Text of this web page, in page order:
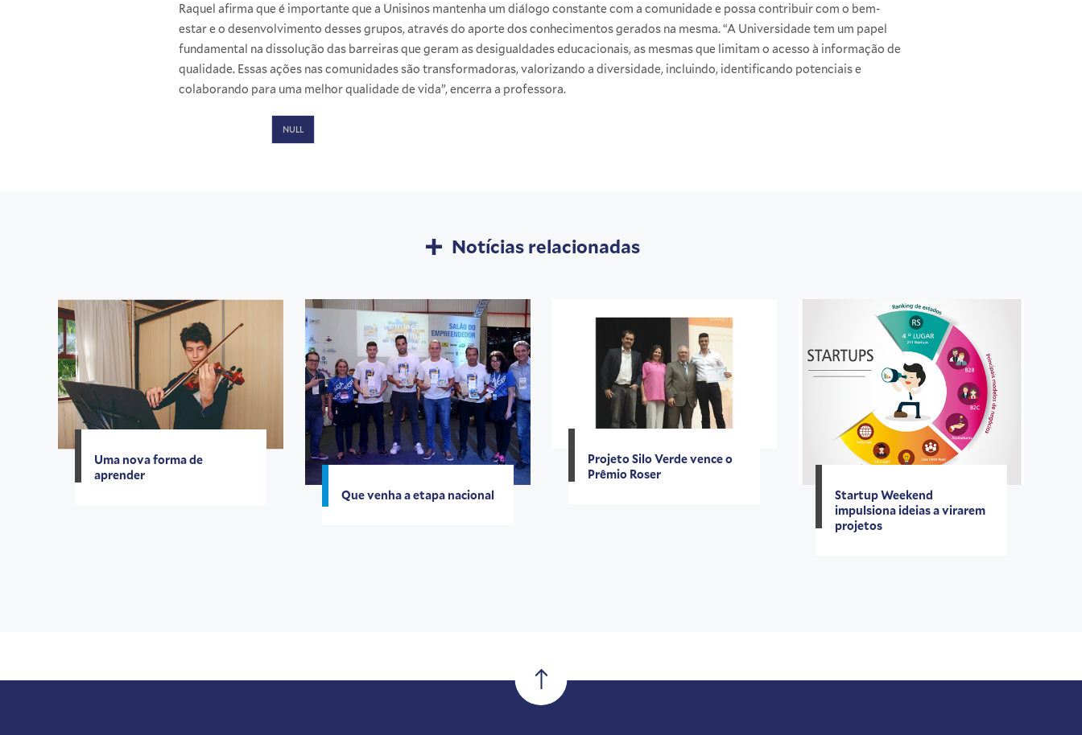
Raquel afirma que é importante que a Unisinos mantenha um diálogo constante com a comunidade e possa contribuir com o bem-
estar e o desenvolvimento desses grupos, através do aporte dos conhecimentos gerados na mesma. “A Universidade tem um papel
fundamental na dissolução das barreiras que geram as desigualdades educacionais, as mesmas que limitam o acesso à informação de
qualidade. Essas ações nas comunidades são transformadoras, valorizando a diversidade, incluindo, identificando potenciais e
colaborando para uma melhor qualidade de vida”, encerra a professora.
NULL
Notícias relacionadas
Uma nova forma de
aprender
Que venha a etapa nacional
Projeto Silo Verde vence o
Prêmio Roser
Startup Weekend
impulsiona ideias a virarem
projetos